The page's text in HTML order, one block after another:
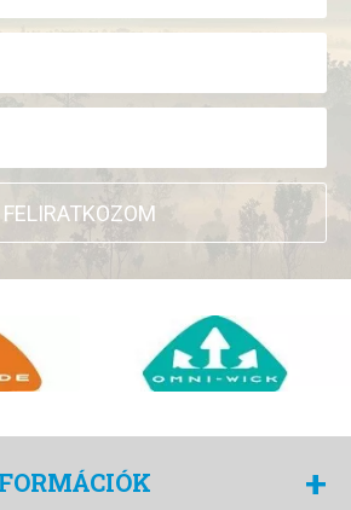
FELIRATKOZOM
+